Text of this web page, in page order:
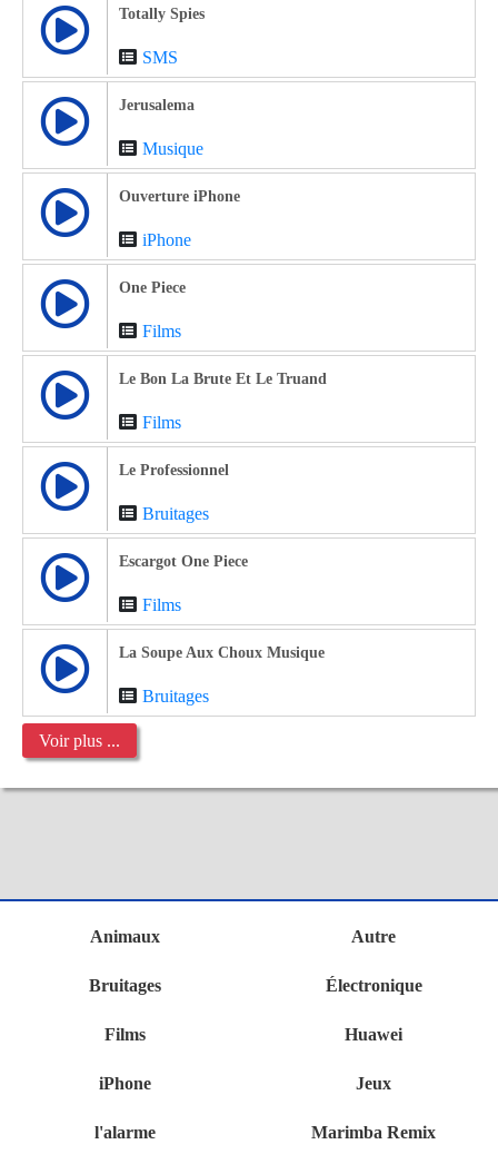
Totally Spies
SMS
Jerusalema
Musique
Ouverture iPhone
iPhone
One Piece
Films
Le Bon La Brute Et Le Truand
Films
Le Professionnel
Bruitages
Escargot One Piece
Films
La Soupe Aux Choux Musique
Bruitages
Voir plus ...
Animaux Autre
Bruitages Électronique
Films Huawei
iPhone Jeux
l'alarme Marimba Remix